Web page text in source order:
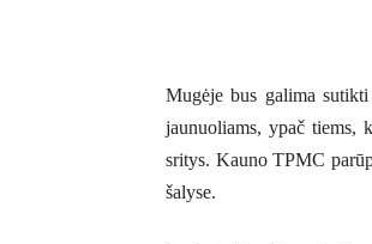
Mugėje bus galima
jaunuoliams, ypač tiems,
sritys. Kauno TPMC
šalyse.